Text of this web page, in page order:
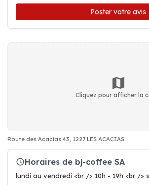
Poster votre avis
Cliquez pour afficher la
Route des Acacias 43, 1227 LES ACACIAS
Horaires de bj-coffee SA
lundi au vendredi <br /> 10h - 19h <br />